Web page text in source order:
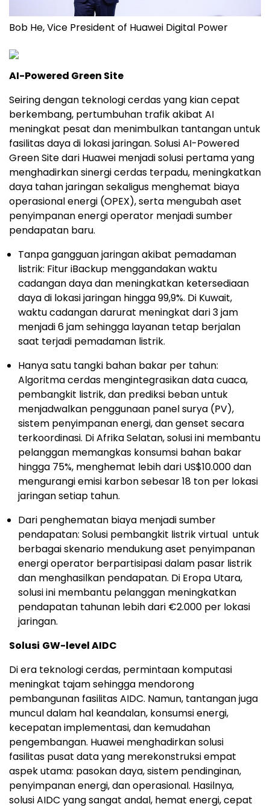
Bob He, Vice President of Huawei Digital Power
AI-Powered Green Site
Seiring dengan teknologi cerdas yang kian cepat
berkembang, pertumbuhan trafik akibat AI
meningkat pesat dan menimbulkan tantangan untuk
fasilitas daya di lokasi jaringan. Solusi AI-Powered
Green Site dari Huawei menjadi solusi pertama yang
menghadirkan sinergi cerdas terpadu, meningkatkan
daya tahan jaringan sekaligus menghemat biaya
operasional energi (OPEX), serta mengubah aset
penyimpanan energi operator menjadi sumber
pendapatan baru.
Tanpa gangguan jaringan akibat pemadaman
listrik: Fitur iBackup menggandakan waktu
cadangan daya dan meningkatkan ketersediaan
daya di lokasi jaringan hingga 99,9%. Di Kuwait,
waktu cadangan darurat meningkat dari 3 jam
menjadi 6 jam sehingga layanan tetap berjalan
saat terjadi pemadaman listrik.
Hanya satu tangki bahan bakar per tahun:
Algoritma cerdas mengintegrasikan data cuaca,
pembangkit listrik, dan prediksi beban untuk
menjadwalkan penggunaan panel surya (PV),
sistem penyimpanan energi, dan genset secara
terkoordinasi. Di Afrika Selatan, solusi ini membantu
pelanggan memangkas konsumsi bahan bakar
hingga 75%, menghemat lebih dari US$10.000 dan
mengurangi emisi karbon sebesar 18 ton per lokasi
jaringan setiap tahun.
Dari penghematan biaya menjadi sumber
pendapatan: Solusi pembangkit listrik virtual untuk
berbagai skenario mendukung aset penyimpanan
energi operator berpartisipasi dalam pasar listrik
dan menghasilkan pendapatan. Di Eropa Utara,
solusi ini membantu pelanggan meningkatkan
pendapatan tahunan lebih dari €2.000 per lokasi
jaringan.
Solusi GW-level AIDC
Di era teknologi cerdas, permintaan komputasi
meningkat tajam sehingga mendorong
pembangunan fasilitas AIDC. Namun, tantangan juga
muncul dalam hal keandalan, konsumsi energi,
kecepatan implementasi, dan kemudahan
pengembangan. Huawei menghadirkan solusi
fasilitas pusat data yang merekonstruksi empat
aspek utama: pasokan daya, sistem pendinginan,
penyimpanan energi, dan operasional. Hasilnya,
solusi AIDC yang sangat andal, hemat energi, cepat